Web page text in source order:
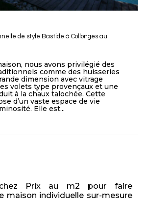
de style Bastide à Collonges au
nous avons privilégié des
comme des huisseries
dimension avec vitrage
volets type provençaux et une
à la chaux talochée. Cette
d’un vaste espace de vie
Elle est...
Prix au m2 pour faire
maison individuelle sur-mesure